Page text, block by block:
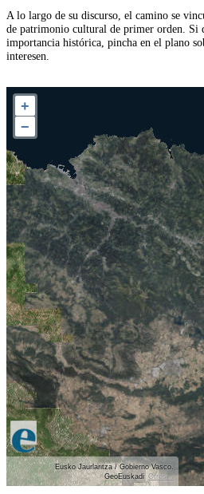
A lo largo de su discurso, el camino se
de patrimonio cultural de primer orden. Si
importancia histórica, pincha en el plano
interesen.
+
−
Eusko Jaurlaritza / Gobierno Vasco.
GeoEuskadi Otros...